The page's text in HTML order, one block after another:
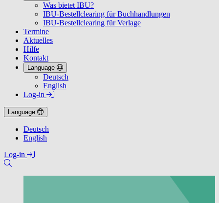
Was bietet IBU?
IBU-Bestellclearing für Buchhandlungen
IBU-Bestellclearing für Verlage
Termine
Aktuelles
Hilfe
Kontakt
Language
Deutsch
English
Log-in
Language
Deutsch
English
Log-in